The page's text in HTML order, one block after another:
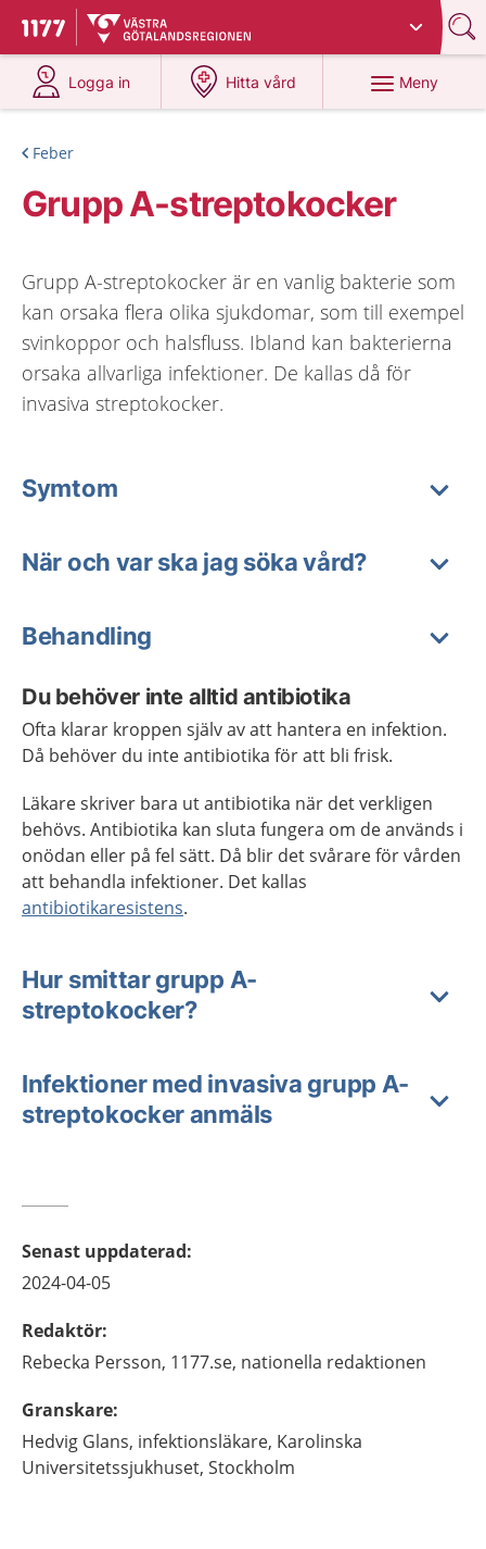
Till startsidan för 1177
Du har valt region
Logga in
på 1177.se
Hitta vård
på 1177.se
Meny
Feber
Grupp A-streptokocker
Grupp A-streptokocker är en vanlig bakterie som
kan orsaka flera olika sjukdomar, som till exempel
svinkoppor och halsfluss. Ibland kan bakterierna
orsaka allvarliga infektioner. De kallas då för
invasiva streptokocker.
Symtom
När och var ska jag söka vård?
Behandling
Du behöver inte alltid antibiotika
Ofta klarar kroppen själv av att hantera en infektion.
Då behöver du inte antibiotika för att bli frisk.
Läkare skriver bara ut antibiotika när det verkligen
behövs. Antibiotika kan sluta fungera om de används i
onödan eller på fel sätt. Då blir det svårare för vården
att behandla infektioner. Det kallas
antibiotikaresistens.
Hur smittar grupp A-
streptokocker?
Infektioner med invasiva grupp A-
streptokocker anmäls
Senast uppdaterad:
2024-04-05
Redaktör:
Rebecka Persson, 1177.se, nationella redaktionen
Granskare:
Hedvig Glans, infektionsläkare, Karolinska
Universitetssjukhuset, Stockholm